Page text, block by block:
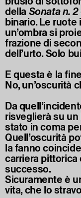
della Sonata n. 2
binario. Le ruote
un’ombra si
frazione di
dell’urto. Solo
E questa è la
No, un’oscurità
Da
risveglierà su
stato in coma
Quell’oscurità
la fanno
carriera
successo.
Sicuramente è
vita, che lo